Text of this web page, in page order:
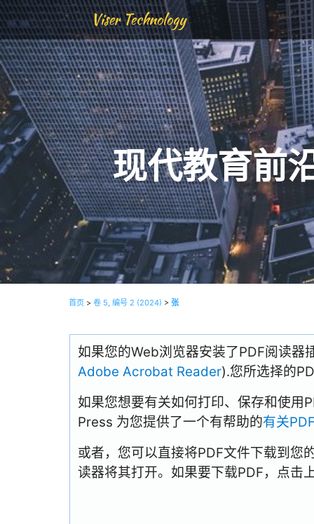
Viser Technology
现代教育前
首页 > 卷 5, 编号 2 (2024) > 张
如果您的Web浏览器安装了PDF阅读器
Adobe Acrobat Reader).您所选择的
如果您想要有关如何打印、保存和使用
Press 为您提供了一个有帮助的有关
或者，您可以直接将PDF文件下载到您
读器将其打开。如果要下载PDF，点击